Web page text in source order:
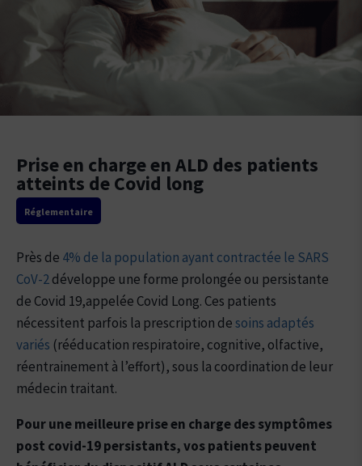
Prise en charge en ALD des patients
atteints de Covid long
Réglementaire
Près de 4% de la population ayant contractée le SARS
CoV-2développe une forme prolongée ou persistante
de Covid 19,appelée Covid Long. Ces patients
nécessitent parfois la prescription desoins adaptés
variés (rééducation respiratoire, cognitive, olfactive,
réentrainement à l’effort), sous la coordination de leur
médecin traitant.
Pour une meilleure prise en charge des symptômes
post covid-19 persistants, vos patients peuvent